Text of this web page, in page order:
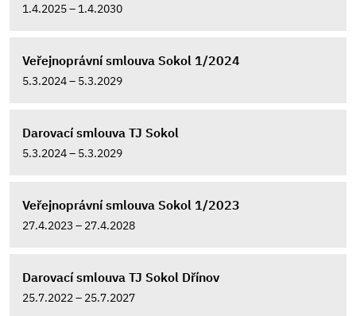
1.4.2025 – 1.4.2030
Veřejnoprávní smlouva Sokol 1/2024
5.3.2024 – 5.3.2029
Darovací smlouva TJ Sokol
5.3.2024 – 5.3.2029
Veřejnoprávní smlouva Sokol 1/2023
27.4.2023 – 27.4.2028
Darovací smlouva TJ Sokol Dřínov
25.7.2022 – 25.7.2027